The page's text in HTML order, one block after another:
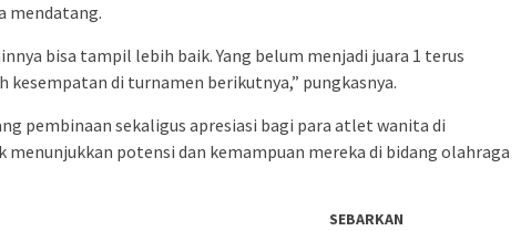
mendatang.
bisa tampil lebih baik. Yang belum menjadi juara 1 terus
kesempatan di turnamen berikutnya,” pungkasnya.
pembinaan sekaligus apresiasi bagi para atlet wanita di
menunjukkan potensi dan kemampuan mereka di bidang olahraga
SEBARKAN